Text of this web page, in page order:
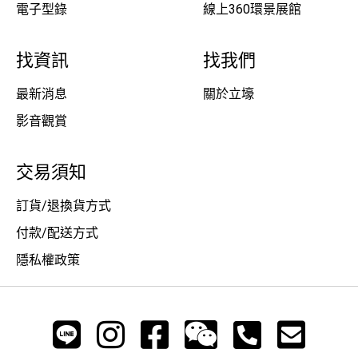
電子型錄
線上360環景展館
找資訊
最新消息
影音觀賞
找我們
關於立壕
交易須知
訂貨/退換貨方式
付款/配送方式
隱私權政策